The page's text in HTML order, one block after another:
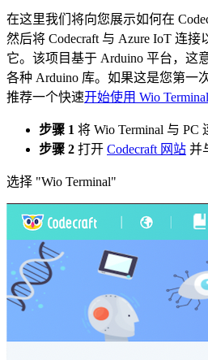
在这里我们将向您展示如何在
然后将 Codecraft 与 Azure IoT 连
它。该项目基于 Arduino 平台，这
各种 Arduino 库。如果这是您第一
推荐一个快速开始使用 Wio Terminal
步骤 1 将 Wio Terminal 与 PC
步骤 2 打开 Codecraft 网站 并
选择 "Wio Terminal"